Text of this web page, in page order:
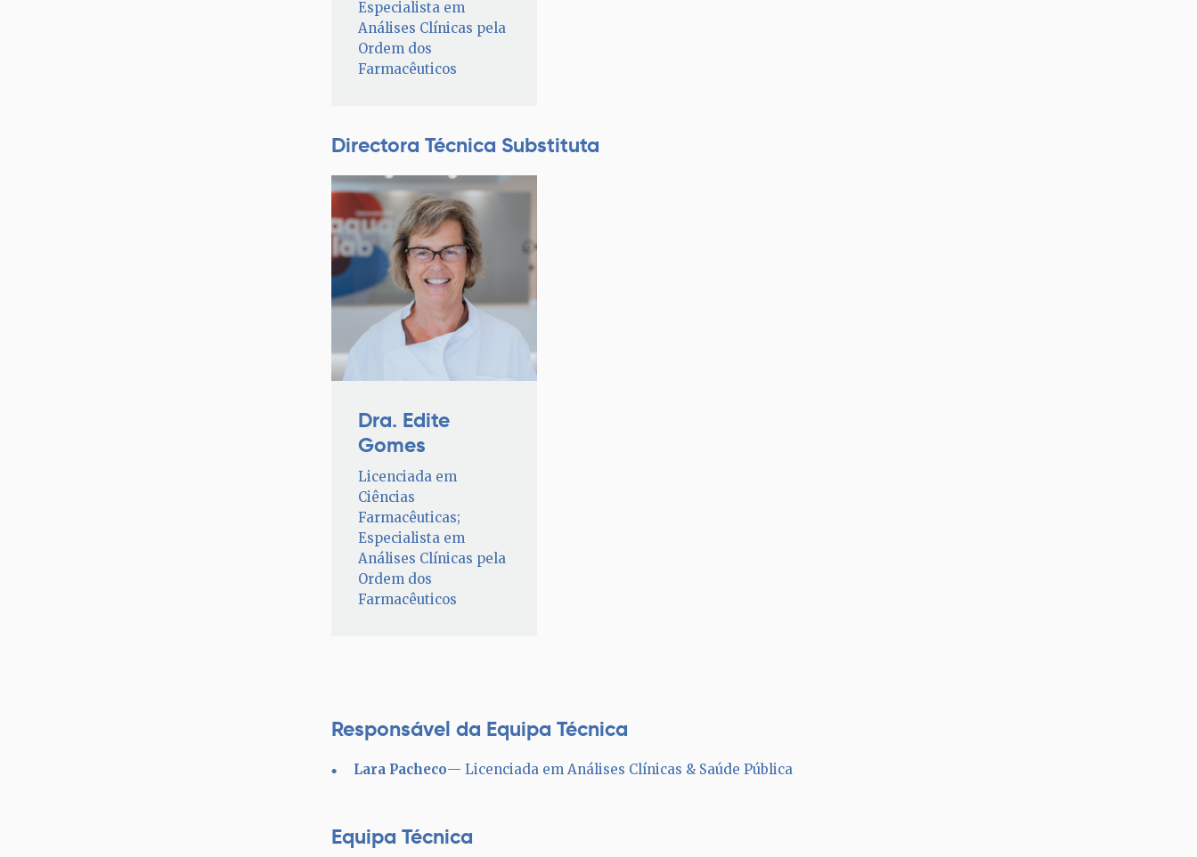
Especialista em
Análises Clínicas pela
Ordem dos
Farmacêuticos
Directora Técnica Substituta
Dra. Edite
Gomes
Licenciada em
Ciências
Farmacêuticas;
Especialista em
Análises Clínicas pela
Ordem dos
Farmacêuticos
Responsável da Equipa Técnica
Lara Pacheco— Licenciada em Análises Clínicas & Saúde Pública
Equipa Técnica